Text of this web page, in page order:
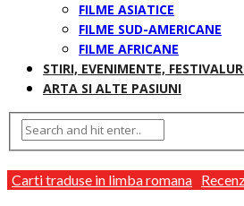
FILME ASIATICE
FILME SUD-AMERICANE
FILME AFRICANE
STIRI, EVENIMENTE,
ARTA SI ALTE PASIUNI
Carti traduse in limba romana